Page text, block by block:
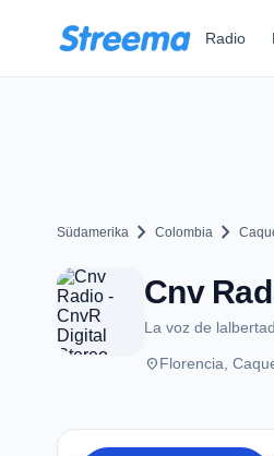
Radio
Südamerika chevron_right Colombia chevron_right
Cnv
La voz de lalbertad
placeFlorencia,